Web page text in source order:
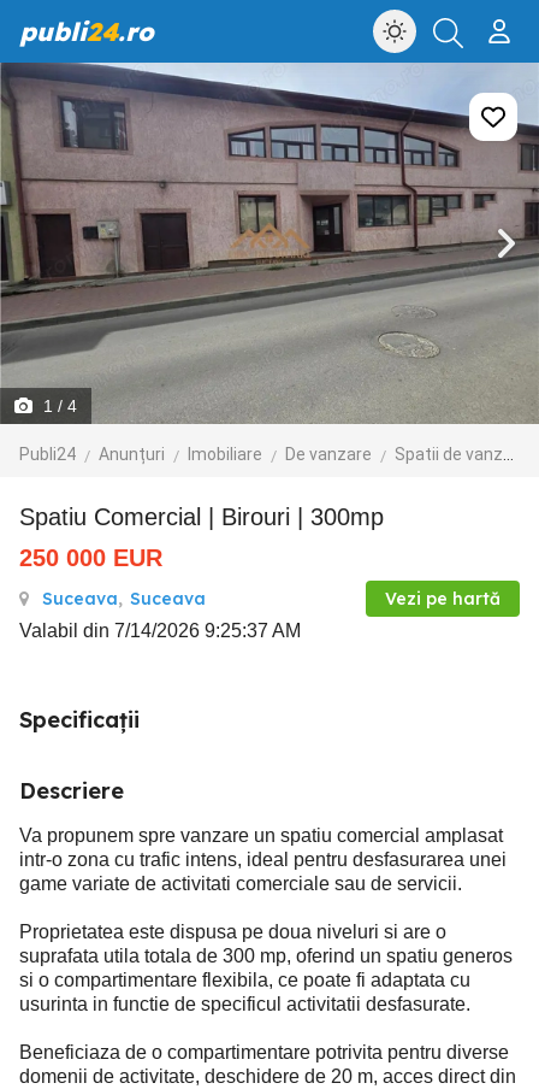
publi24.ro
1 / 4
Publi24 Anunțuri Imobiliare De vanzare Spatii de vanzare
Spatiu Comercial | Birouri | 300mp
250 000 EUR
Suceava, Suceava Vezi pe hartă
Valabil din 7/14/2026 9:25:37 AM
Specificații
Descriere
Va propunem spre vanzare un spatiu comercial amplasat
intr-o zona cu trafic intens, ideal pentru desfasurarea unei
game variate de activitati comerciale sau de servicii.
Proprietatea este dispusa pe doua niveluri si are o
suprafata utila totala de 300 mp, oferind un spatiu generos
si o compartimentare flexibila, ce poate fi adaptata cu
usurinta in functie de specificul activitatii desfasurate.
Beneficiaza de o compartimentare potrivita pentru diverse
domenii de activitate, deschidere de 20 m, acces direct din